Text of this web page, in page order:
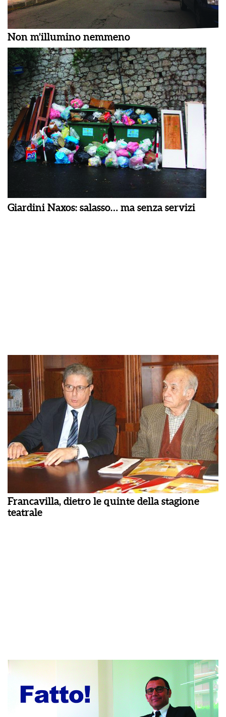
Non m’illumino nemmeno
Giardini Naxos: salasso… ma senza servizi
Francavilla, dietro le quinte della stagione
teatrale